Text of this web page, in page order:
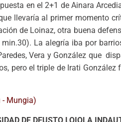
en el 2+1 de Ainara
llevaría al primer momento
de Loinaz, otra buena
La alegría iba por
Vera y González que
pero el triple de Irati